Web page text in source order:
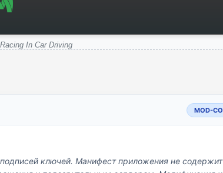
In Car Driving
MOD-
ключей. Манифест приложения не содержит